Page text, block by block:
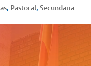
, Pastoral,Secundaria